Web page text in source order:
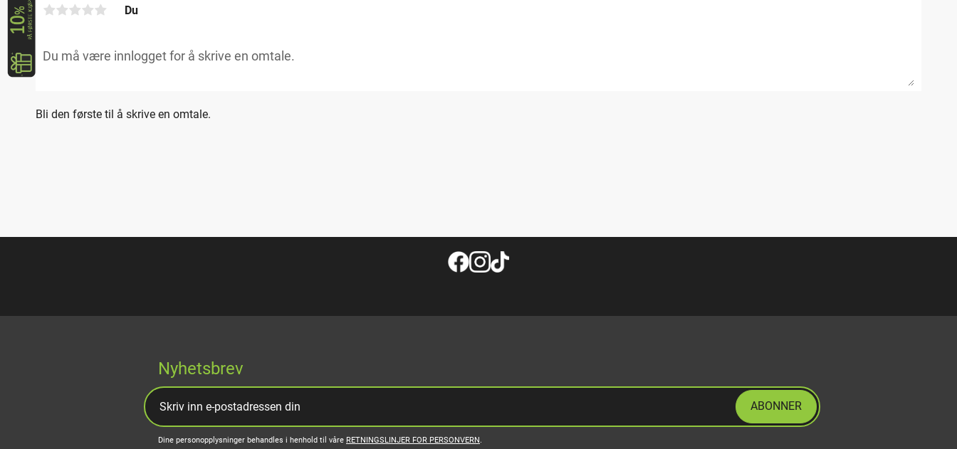
Du
Bli den første til å skrive en omtale.
Nyhetsbrev
ABONNER
Dine personopplysninger behandles i henhold til våre RETNINGSLINJER FOR PERSONVERN.